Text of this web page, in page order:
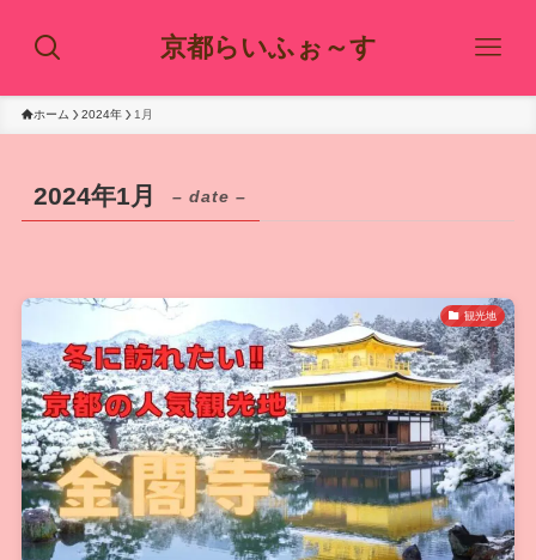
京都らいふぉ～す
ホーム 2024年 1月
2024年1月 – date –
観光地